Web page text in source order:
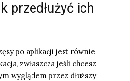
przedłużyć ich
po aplikacji jest równie
zwłaszcza jeśli chcesz
wyglądem przez dłuższy